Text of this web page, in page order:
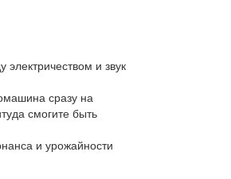
и звук
сразу на
смогите быть
и урожайности